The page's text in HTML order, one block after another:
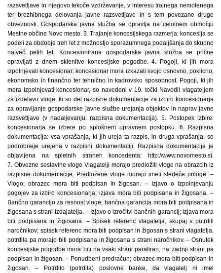
razsvetljave in njegovo tekoče vzdrževanje, v interesu trajnega nemotenega
ter brezhibnega delovanja javne razsvetljave in s tem povezane druge
obveznosti. Gospodarska javna služba se opravlja na celotnem območju
Mestne občine Novo mesto. 3. Trajanje koncesijskega razmerja: koncesija se
podeli za obdobje treh let z možnostjo sporazumnega podaljšanja do skupno
največ petih let. Koncesionirana gospodarska javna služba se prične
opravljati z dnem sklenitve koncesijske pogodbe. 4. Pogoji, ki jih mora
izpolnjevati koncesionar: koncesionar mora izkazati svojo osnovno, poklicno,
ekonomsko in finančno ter tehnično in kadrovsko sposobnost. Pogoji, ki jih
mora izpolnjevati koncesionar, so navedeni v 19. točki Navodil vlagateljem
za izdelavo vloge, ki so del razpisne dokumentacije za izbiro koncesionarja
za opravljanje gospodarske javne službe urejanja objektov in naprav javne
razsvetljave (v nadaljevanju: razpisna dokumentacija). 5. Postopek izbire:
koncesionarja se izbere po splošnem upravnem postopku. 6. Razpisna
dokumentacija: vsa vprašanja, ki jih ureja ta razpis, in druga vprašanja, so
podrobneje urejena v razpisni dokumentaciji. Razpisna dokumentacija je
objavljena na spletnih straneh koncedenta: http://www.novomesto.si.
7. Obvezne sestavine vloge Vlagatelji morajo predložiti vloge na obrazcih iz
razpisne dokumentacije. Predložene vloge morajo imeti sledeče priloge: –
Vlogo; obrazec mora biti podpisan in žigosan. – Izjavo o izpolnjevanju
pogojev za izbiro koncesionarja; izjava mora biti podpisana in žigosana. –
Bančno garancijo za resnost vloge; bančna garancija mora biti podpisana in
žigosana s strani izdajatelja. – Izjavo o izročitvi bančnih garancij; izjava mora
biti podpisana in žigosana. – Spisek referenc vlagatelja, skupaj s potrdili
naročnikov; spisek referenc mora biti podpisan in žigosan s strani vlagatelja,
potrdila pa morajo biti podpisana in žigosana s strani naročnikov. – Osnutek
koncesijske pogodbe mora biti na vsaki strani parafiran, na zadnji strani pa
podpisan in žigosan. – Ponudbeni predračun; obrazec mora biti podpisan in
žigosan. – Potrdilo (potrdila) poslovne banke, da vlagatelj ni imel